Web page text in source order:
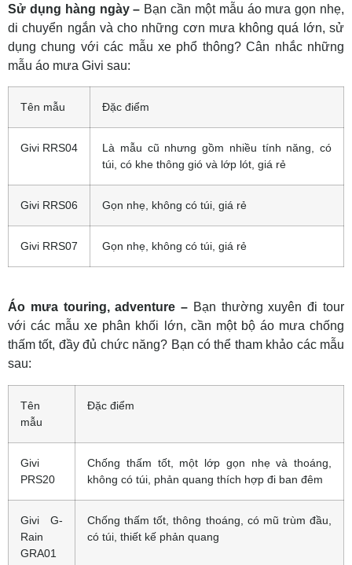
Sử dụng hàng ngày – Bạn cần một mẫu áo mưa gọn nhẹ,
di chuyển ngắn và cho những cơn mưa không quá lớn, sử
dụng chung với các mẫu xe phổ thông? Cân nhắc những
mẫu áo mưa Givi sau:
Tên mẫu Đặc điểm
Givi RRS04
Là mẫu cũ nhưng gồm nhiều tính năng, có
túi, có khe thông gió và lớp lót, giá rẻ
Givi RRS06 Gọn nhẹ, không có túi, giá rẻ
Givi RRS07 Gọn nhẹ, không có túi, giá rẻ
Áo mưa touring, adventure – Bạn thường xuyên đi tour
với các mẫu xe phân khối lớn, cần một bộ áo mưa chống
thấm tốt, đầy đủ chức năng? Bạn có thể tham khảo các mẫu
sau:
Tên
mẫu
Đặc điểm
Givi
PRS20
Chống thấm tốt, một lớp gọn nhẹ và thoáng,
không có túi, phản quang thích hợp đi ban đêm
Givi G-
Rain
GRA01
Chống thấm tốt, thông thoáng, có mũ trùm đầu,
có túi, thiết kế phản quang